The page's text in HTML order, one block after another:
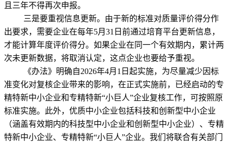
且三年不得再次申报。
三是要重视信息更新。由于新的标准对质量评价得分作
出要求，需要企业在每年5月31日前通过培育平台更新信息，
才能计算年度评价得分。如果企业在同一个有效期内，累计两
次未更新数据，将取消认定，这点企业也要给予重视。
《办法》明确自2026年4月1日起实施，为尽量减少因标
准变化对复核企业带来的影响，在正式实施前，已经启动的专
精特新中小企业和专精特新“小巨人”企业复核工作，可按照原
标准实施。此外，优质中小企业包括科技和创新型中小企业
（涵盖有效期内的科技型中小企业和创新型中小企业）、专精
特新中小企业、专精特新“小巨人”企业。我们将联合有关部门